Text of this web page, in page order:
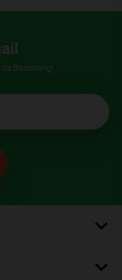
da Bumerang!